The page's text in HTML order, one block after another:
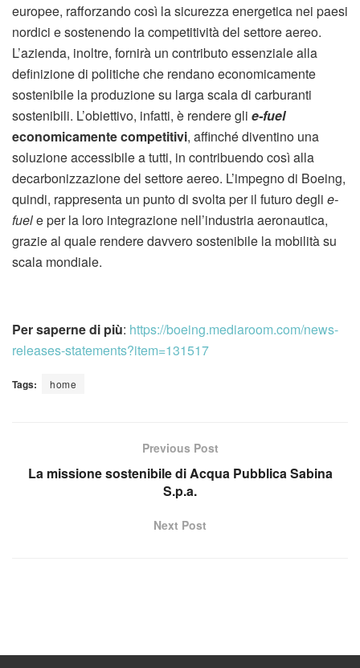
europee, rafforzando così la sicurezza energetica nei paesi
nordici e sostenendo la competitività del settore aereo.
L’azienda, inoltre, fornirà un contributo essenziale alla
definizione di politiche che rendano economicamente
sostenibile la produzione su larga scala di carburanti
sostenibili. L’obiettivo, infatti, è rendere gli e-fuel
economicamente competitivi, affinché diventino una
soluzione accessibile a tutti, in contribuendo così alla
decarbonizzazione del settore aereo. L’impegno di Boeing,
quindi, rappresenta un punto di svolta per il futuro degli e-
fuele per la loro integrazione nell’industria aeronautica,
grazie al quale rendere davvero sostenibile la mobilità su
scala mondiale.
Per saperne di più: https://boeing.mediaroom.com/news-
releases-statements?item=131517
Tags: home
Previous Post
La missione sostenibile di Acqua Pubblica Sabina
S.p.a.
Next Post